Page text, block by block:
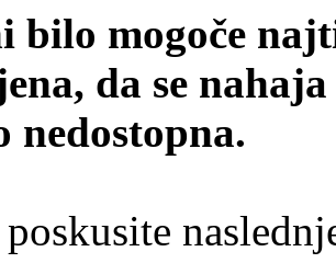
bilo mogoče
da se
nedostopna.